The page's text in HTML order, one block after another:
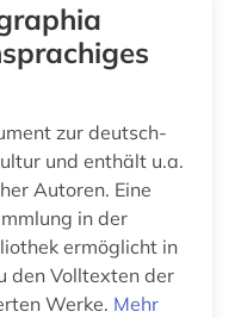
1918 (1)
2004 (1)
geschichte <1475-1700> (1)
geschichte <1700-1800> (1)
geschichte <1700-1824> (1)
zur deutsch-
und enthält u.a.
Autoren. Eine
in der
ermöglicht in
den Volltexten der
Werke. Mehr